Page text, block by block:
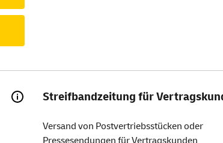
Streifbandzeitung für
Versand von Postvertriebsstücken oder
Pressesendungen für Vertragskunden